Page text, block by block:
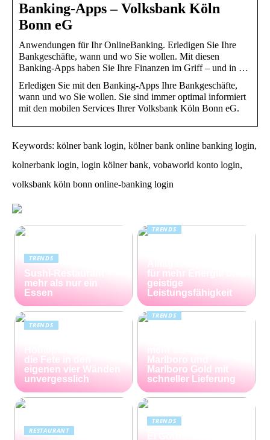
Banking-Apps – Volksbank Köln
Bonn eG
Anwendungen für Ihr OnlineBanking. Erledigen Sie Ihre
Bankgeschäfte, wann und wo Sie wollen. Mit diesen
Banking-Apps haben Sie Ihre Finanzen im Griff – und in …
Erledigen Sie mit den Banking-Apps Ihre Bankgeschäfte,
wann und wo Sie wollen. Sie sind immer optimal informiert
mit den mobilen Services Ihrer Volksbank Köln Bonn eG.
Keywords: kölner bank login, kölner bank online banking login,
kolnerbank login, login kölner bank, vobaworld konto login,
volksbank köln bonn online-banking login
TRENDS
Sushi-Restaurant –
mehr als nur ein
Essen
TRENDS
für mehr Energie und
geistige
Leistungsfähigkeit
TRENDS
die Fete in den
eigenen vier Wänden
unvergesslich
TRENDS
Marlboro und
Marlboro Gold mit
schneller Lieferung
RESTAURANT
TRENDS